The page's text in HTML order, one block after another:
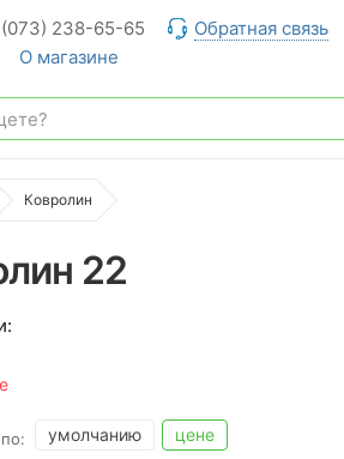
238-65-65 Обратная связь
О магазине
Ковролин
22
умолчанию цене